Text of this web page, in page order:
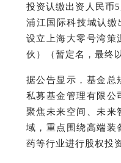
投资认缴出资人民币
浦江国际科技城认
设立上海大零号湾策
伙）（暂定名，最终
据公告显示，基金总
私募基金管理有限公
聚焦未来空间、未来
域，重点围绕高端装
药等行业进行股权投